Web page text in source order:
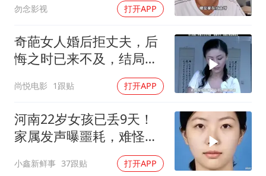
上四休三，但降薪1000元，你接受吗？
乐享全民健身 共筑健康中国
勿念影视 打开APP
奇葩女人婚后拒丈夫，后
悔之时已来不及，结局令
尚悦电影 1跟贴 打开APP
河南22岁女孩已丢9天！
家属发声曝噩耗，难怪搜
小鑫新鲜事 37跟贴 打开APP